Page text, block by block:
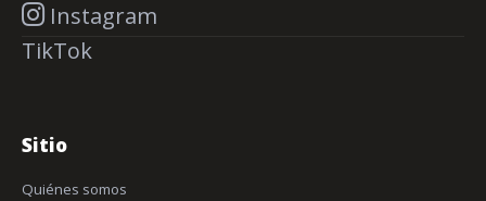
Instagram
TikTok
Sitio
Quiénes somos